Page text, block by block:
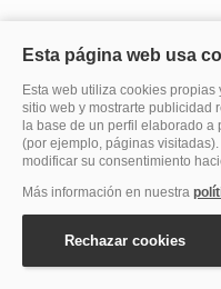
Becas Santander Movilidad
Internacional Incoming
Fundaciones